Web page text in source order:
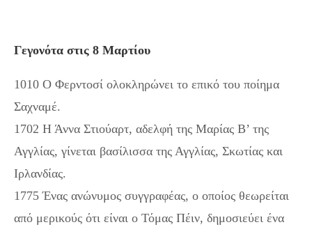
Γεγονότα στις 8 Μαρτίου
1010 Ο Φερντοσί ολοκληρώνει το επικό του ποίημα
Σαχναμέ.
1702 Η Άννα Στιούαρτ, αδελφή της Μαρίας Β’ της
Αγγλίας, γίνεται βασίλισσα της Αγγλίας, Σκωτίας και
Ιρλανδίας.
1775 Ένας ανώνυμος συγγραφέας, ο οποίος θεωρείται
από μερικούς ότι είναι ο Τόμας Πέιν, δημοσιεύει ένα